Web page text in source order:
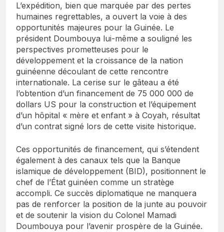
L’expédition, bien que marquée par des pertes
humaines regrettables, a ouvert la voie à des
opportunités majeures pour la Guinée. Le
président Doumbouya lui-même a souligné les
perspectives prometteuses pour le
développement et la croissance de la nation
guinéenne découlant de cette rencontre
internationale. La cerise sur le gâteau a été
l’obtention d’un financement de 75 000 000 de
dollars US pour la construction et l’équipement
d’un hôpital « mère et enfant » à Coyah, résultat
d’un contrat signé lors de cette visite historique.
Ces opportunités de financement, qui s’étendent
également à des canaux tels que la Banque
islamique de développement (BID), positionnent le
chef de l’État guinéen comme un stratège
accompli. Ce succès diplomatique ne manquera
pas de renforcer la position de la junte au pouvoir
et de soutenir la vision du Colonel Mamadi
Doumbouya pour l’avenir prospère de la Guinée.